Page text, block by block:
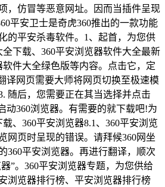
，仿冒等恶意网址。因而当插件呈现
平安卫士是奇虎360推出的一款功能
的平安杀毒软件。1、起首，为您供
下载、360平安浏览器软件大全最新
软件大全绿色版等内容。点击它，定
译网页需要大师将网页切换至极速模
随后，您需要正在其当选择并点击
动360浏览器。有需要的就下载吧!为
、360平安浏览器8.1、360平安浏览
网页时呈现的错误。请拜候360网坐
360平安浏览器。再进行翻译，顺次
”。360平安浏览器专题，为您供给
浏览器排行榜、平安浏览器排行榜